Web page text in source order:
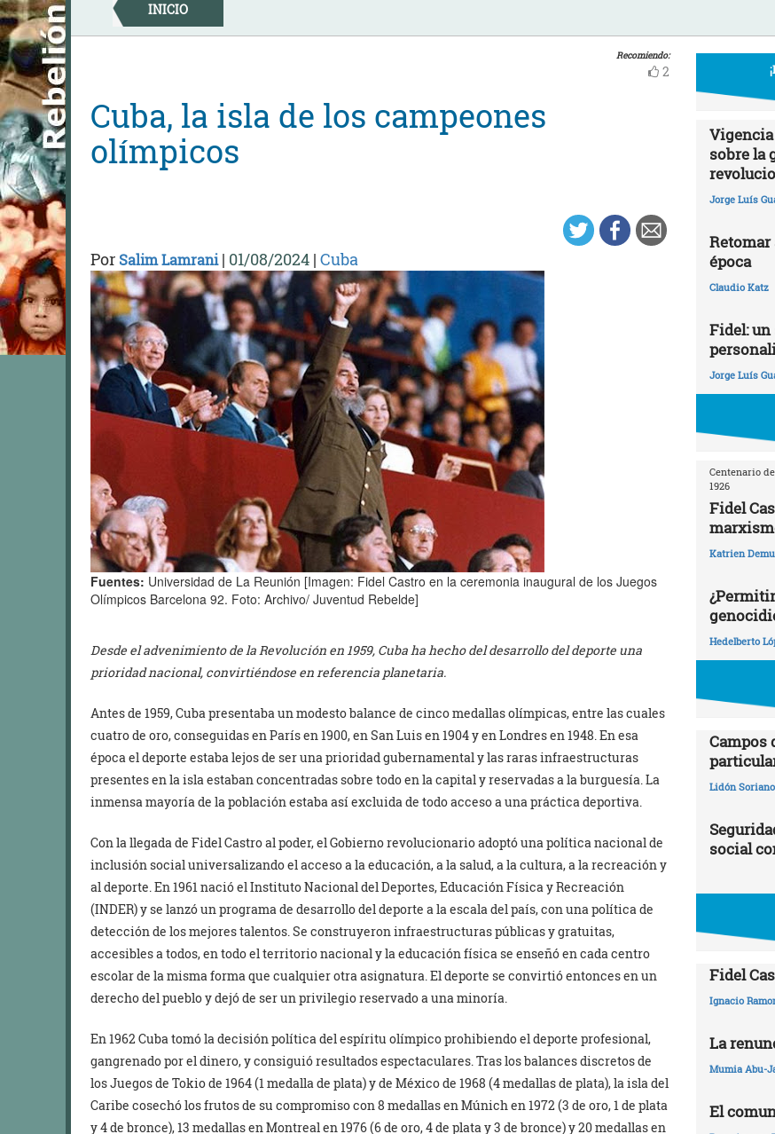
Skip
to
content
INICIO
Recomiendo:
2
Cuba, la isla de los campeones
olímpicos
Por Salim Lamrani| 01/08/2024 | Cuba
Fuentes: Universidad de La Reunión [Imagen: Fidel Castro en la ceremonia inaugural de los Juegos
Olímpicos Barcelona 92. Foto: Archivo/ Juventud Rebelde]
Desde el advenimiento de la Revolución en 1959, Cuba ha hecho del desarrollo del deporte una
prioridad nacional, convirtiéndose en referencia planetaria.
Antes de 1959, Cuba presentaba un modesto balance de cinco medallas olímpicas, entre las cuales
cuatro de oro, conseguidas en París en 1900, en San Luis en 1904 y en Londres en 1948. En esa
época el deporte estaba lejos de ser una prioridad gubernamental y las raras infraestructuras
presentes en la isla estaban concentradas sobre todo en la capital y reservadas a la burguesía. La
inmensa mayoría de la población estaba así excluida de todo acceso a una práctica deportiva.
Con la llegada de Fidel Castro al poder, el Gobierno revolucionario adoptó una política nacional de
inclusión social universalizando el acceso a la educación, a la salud, a la cultura, a la recreación y
al deporte. En 1961 nació el Instituto Nacional del Deportes, Educación Física y Recreación
(INDER) y se lanzó un programa de desarrollo del deporte a la escala del país, con una política de
detección de los mejores talentos. Se construyeron infraestructuras públicas y gratuitas,
accesibles a todos, en todo el territorio nacional y la educación física se enseñó en cada centro
escolar de la misma forma que cualquier otra asignatura. El deporte se convirtió entonces en un
derecho del pueblo y dejó de ser un privilegio reservado a una minoría.
En 1962 Cuba tomó la decisión política del espíritu olímpico prohibiendo el deporte profesional,
gangrenado por el dinero, y consiguió resultados espectaculares. Tras los balances discretos de
los Juegos de Tokio de 1964 (1 medalla de plata) y de México de 1968 (4 medallas de plata), la isla del
Caribe cosechó los frutos de su compromiso con 8 medallas en Múnich en 1972 (3 de oro, 1 de plata
y 4 de bronce), 13 medallas en Montreal en 1976 (6 de oro, 4 de plata y 3 de bronce) y 20 medallas en
sobre la
Jorge Luís
Retomar
época
Claudio Katz
Fidel:
Jorge Luís
Centenario
1926
Fidel
Katrien
Hedelberto
Campos
Lidón Soriano
social
Fidel
Ignacio
La
Mumia Abu-
El